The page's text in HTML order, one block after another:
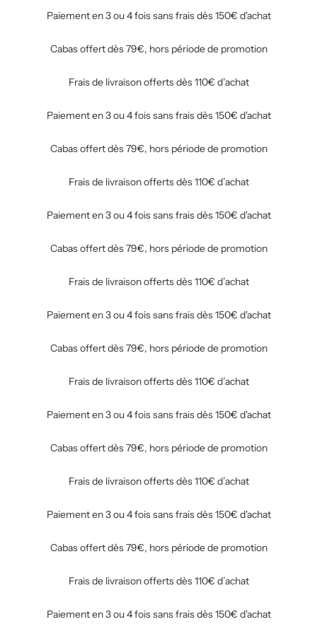
Paiement en 3 ou 4 fois sans frais dès 150€ d'achat
Cabas offert dès 79€, hors période de promotion
Frais de livraison offerts dès 110€ d’achat
Paiement en 3 ou 4 fois sans frais dès 150€ d'achat
Cabas offert dès 79€, hors période de promotion
Frais de livraison offerts dès 110€ d’achat
Paiement en 3 ou 4 fois sans frais dès 150€ d'achat
Cabas offert dès 79€, hors période de promotion
Frais de livraison offerts dès 110€ d’achat
Paiement en 3 ou 4 fois sans frais dès 150€ d'achat
Cabas offert dès 79€, hors période de promotion
Frais de livraison offerts dès 110€ d’achat
Paiement en 3 ou 4 fois sans frais dès 150€ d'achat
Cabas offert dès 79€, hors période de promotion
Frais de livraison offerts dès 110€ d’achat
Paiement en 3 ou 4 fois sans frais dès 150€ d'achat
Cabas offert dès 79€, hors période de promotion
Frais de livraison offerts dès 110€ d’achat
Paiement en 3 ou 4 fois sans frais dès 150€ d'achat